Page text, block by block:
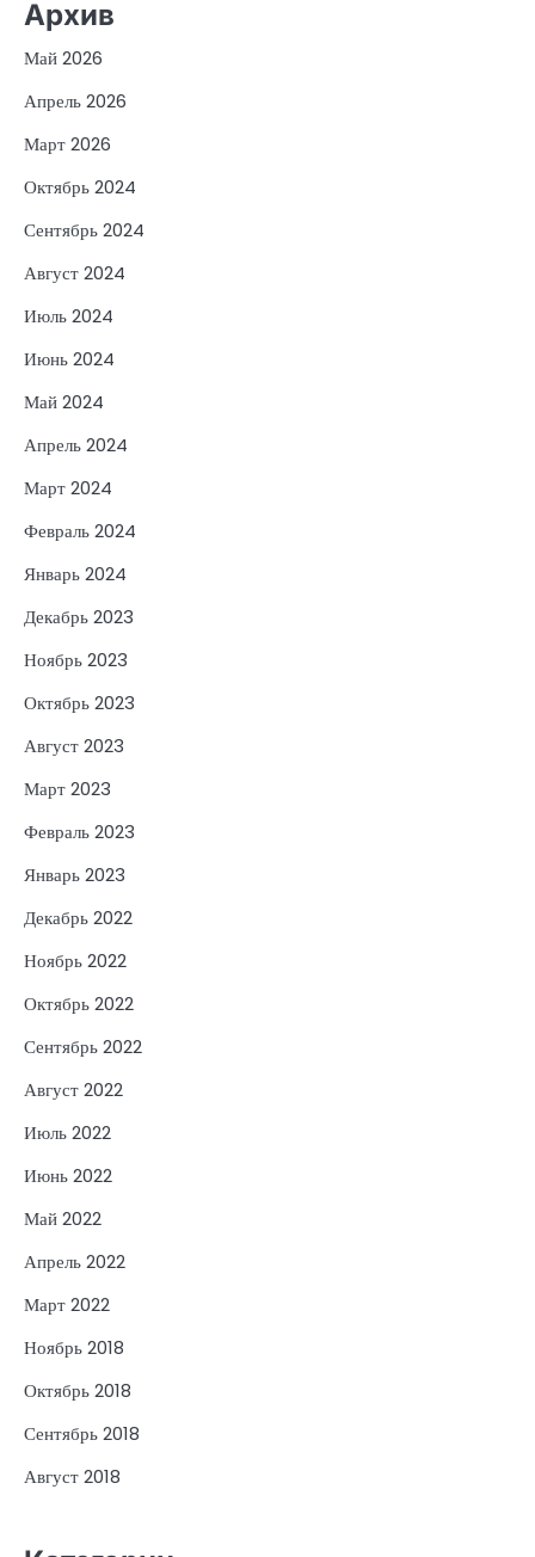
Архив
Май 2026
Апрель 2026
Март 2026
Октябрь 2024
Сентябрь 2024
Август 2024
Июль 2024
Июнь 2024
Май 2024
Апрель 2024
Март 2024
Февраль 2024
Январь 2024
Декабрь 2023
Ноябрь 2023
Октябрь 2023
Август 2023
Март 2023
Февраль 2023
Январь 2023
Декабрь 2022
Ноябрь 2022
Октябрь 2022
Сентябрь 2022
Август 2022
Июль 2022
Июнь 2022
Май 2022
Апрель 2022
Март 2022
Ноябрь 2018
Октябрь 2018
Сентябрь 2018
Август 2018